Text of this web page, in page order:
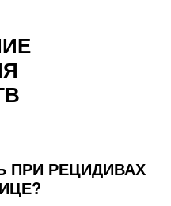
ПРИ РЕЦИДИВАХ